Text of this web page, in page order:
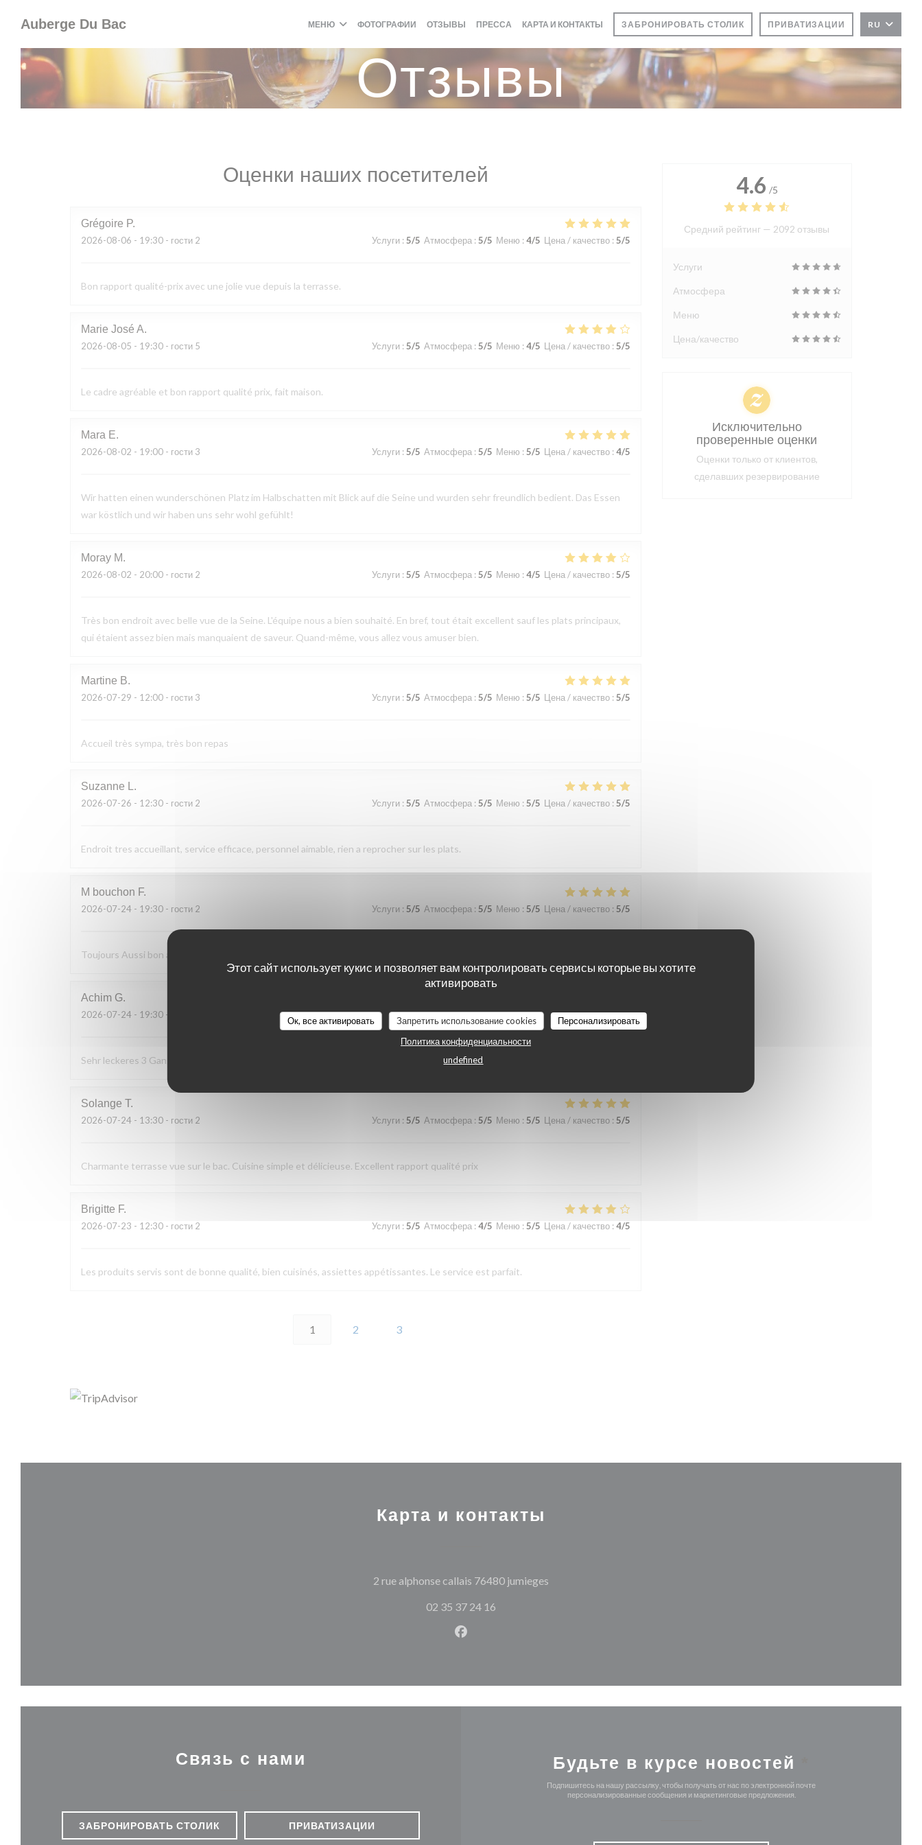
Этот сайт использует кукис и позволяет вам контролировать сервисы которые вы хотите
активировать
Ок, все активировать Запретить использование cookies
Персонализировать
Политика конфиденциальности
undefined
Auberge Du Bac МЕНЮ ФОТОГРАФИИ ОТЗЫВЫ ПРЕССА КАРТА И КОНТАКТЫ ЗАБРОНИРОВАТЬ СТОЛИК ПРИВАТИЗАЦИИ RU
Отзывы
Оценки наших посетителей
Grégoire P
2026-08-06 - 19:30 - гости 2 Услуги: 5/5 Атмосфера : 5/5 Меню : 4/5 Цена / качество: 5/5
Bon rapport qualité-prix avec une jolie vue depuis la terrasse.
Marie José A
2026-08-05 - 19:30 - гости 5 Услуги: 5/5 Атмосфера : 5/5 Меню : 4/5 Цена / качество: 5/5
Le cadre agréable et bon rapport qualité prix, fait maison.
Mara E
2026-08-02 - 19:00 - гости 3 Услуги: 5/5 Атмосфера : 5/5 Меню : 5/5 Цена / качество: 4/5
Wir hatten einen wunderschönen Platz im Halbschatten mit Blick auf die Seine und wurden sehr freundlich bedient. Das Essen
war köstlich und wir haben uns sehr wohl gefühlt!
Moray M
2026-08-02 - 20:00 - гости 2 Услуги: 5/5 Атмосфера : 5/5 Меню : 4/5 Цена / качество: 5/5
Très bon endroit avec belle vue de la Seine. L'équipe nous a bien souhaité. En bref, tout était excellent sauf les plats principaux,
qui étaient assez bien mais manquaient de saveur. Quand-même, vous allez vous amuser bien.
Martine B
2026-07-29 - 12:00 - гости 3 Услуги: 5/5 Атмосфера : 5/5 Меню : 5/5 Цена / качество: 5/5
Accueil très sympa, très bon repas
Suzanne L
2026-07-26 - 12:30 - гости 2 Услуги: 5/5 Атмосфера : 5/5 Меню : 5/5 Цена / качество: 5/5
Endroit tres accueillant, service efficace, personnel aimable, rien a reprocher sur les plats.
M bouchon F
2026-07-24 - 19:30 - гости 2 Услуги: 5/5 Атмосфера : 5/5 Меню : 5/5 Цена / качество: 5/5
Toujours Aussi bon avec les produits locaux, l'accueil et au top. Lo
Achim G
2026-07-24 - 19:30 - гости 2 Услуги:4/5 Атмосфера:4/5 Меню:4/5 Цена / качество:5/5
Sehr leckeres 3 Gang Menü mit guten Preis Leistungsverhältnis. Nettes freundliches Personal Wir kommen gerne wieder
Solange T
2026-07-24 - 13:30 - гости 2 Услуги : 5/5 Атмосфера : 5/5 Меню : 5/5 Цена / качество: 5/5
Charmante terrasse vue sur le bac. Cuisine simple et délicieuse. Excellent rapport qualité prix
Brigitte F
2026-07-23 - 12:30 - гости 2 Услуги: 5/5 Атмосфера : 4/5 Меню : 5/5 Цена / качество: 4/5
Les produits servis sont de bonne qualité, bien cuisinés, assiettes appétissantes. Le service est parfait.
1 2 3
4.6 /5
Средний рейтинг — 2092 отзывы
Услуги
Атмосфера
Меню
Цена/качество
Исключительно
проверенные оценки
Оценки только от клиентов,
сделавших резервирование
Карта и контакты
2 rue alphonse callais 76480 jumieges
02 35 37 24 16
Facebook ((открывается в новом окне))
Связь с нами
ЗАБРОНИРОВАТЬ СТОЛИК ПРИВАТИЗАЦИИ
Будьте в курсе новостей
Подпишитесь на нашу рассылку, чтобы получать от нас по электронной почте
персонализированные сообщения и маркетинговые предложения.